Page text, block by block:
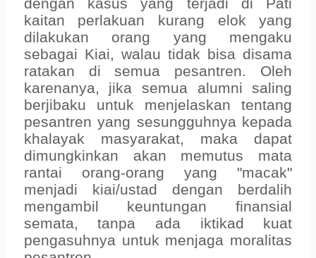
dengan kasus yang terjadi di Pati
kaitan perlakuan kurang elok yang
dilakukan orang yang mengaku
sebagai Kiai, walau tidak bisa disama
ratakan di semua pesantren. Oleh
karenanya, jika semua alumni saling
berjibaku untuk menjelaskan tentang
pesantren yang sesungguhnya kepada
khalayak masyarakat, maka dapat
dimungkinkan akan memutus mata
rantai orang-orang yang "macak"
menjadi kiai/ustad dengan berdalih
mengambil keuntungan finansial
semata, tanpa ada iktikad kuat
pengasuhnya untuk menjaga moralitas